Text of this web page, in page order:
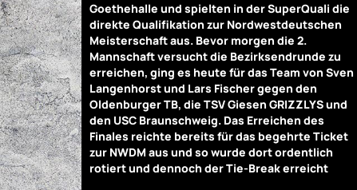
Goethehalle und spielten in der SuperQuali die
direkte Qualifikation zur Nordwestdeutschen
Meisterschaft aus. Bevor morgen die 2.
Mannschaft versucht die Bezirksendrunde zu
erreichen, ging es heute für das Team von Sven
Langenhorst und Lars Fischer gegen den
Oldenburger TB, die TSV Giesen GRIZZLYS und
den USC Braunschweig. Das Erreichen des
Finales reichte bereits für das begehrte Ticket
zur NWDM aus und so wurde dort ordentlich
rotiert und dennoch der Tie-Break erreicht